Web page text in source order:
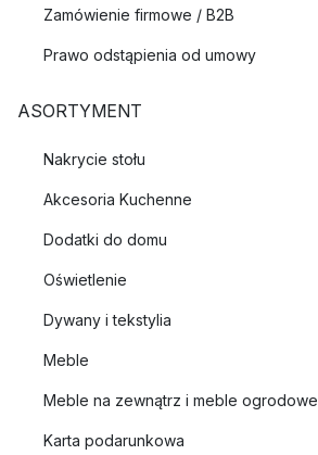
Zamówienie firmowe / B2B
Prawo odstąpienia od umowy
ASORTYMENT
Nakrycie stołu
Akcesoria Kuchenne
Dodatki do domu
Oświetlenie
Dywany i tekstylia
Meble
Meble na zewnątrz i meble ogrodowe
Karta podarunkowa